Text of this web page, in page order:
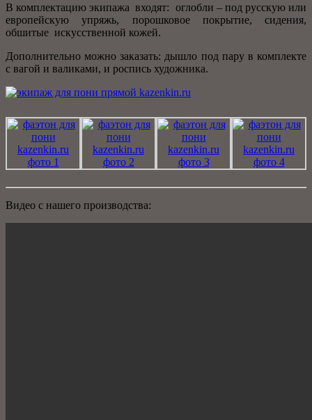
В комплектацию экипажа входят: оглобли – под русскую или
европейскую упряжь, порошковое покрытие, сидения,
обшитые искусственной кожей.
Дополнительно можно заказать: дышло под пару в комплекте
с вагой и валиками, и роспись художника.
Видео с нашего производства: